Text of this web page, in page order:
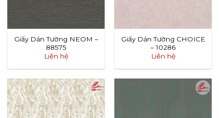
Giấy Dán Tường NEOM –
88575
Liên hệ
Giấy Dán Tường CHOICE
– 10286
Liên hệ